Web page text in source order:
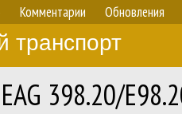
Комментарии Обновления
транспорт
398.20/